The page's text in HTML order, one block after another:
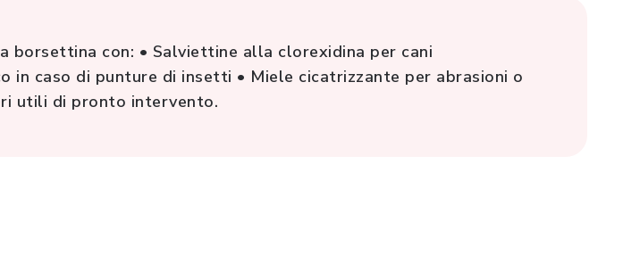
borsettina con: • Salviettine alla clorexidina per cani
caso di punture di insetti • Miele cicatrizzante per abrasioni o
utili di pronto intervento.